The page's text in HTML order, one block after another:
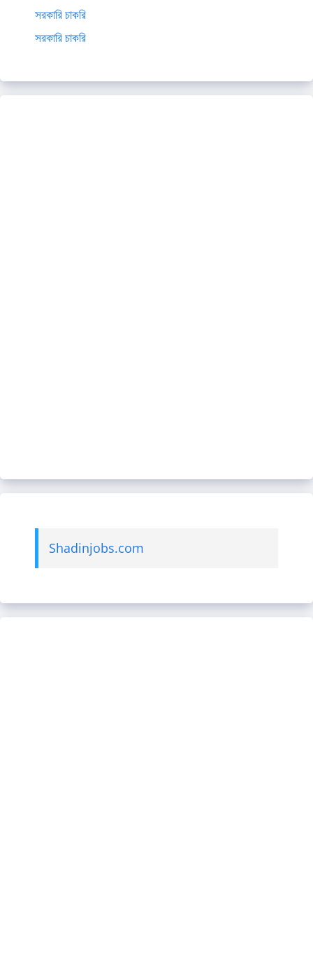
সরকারি চাকরি
সরকারি চাকরি
Shadinjobs.com